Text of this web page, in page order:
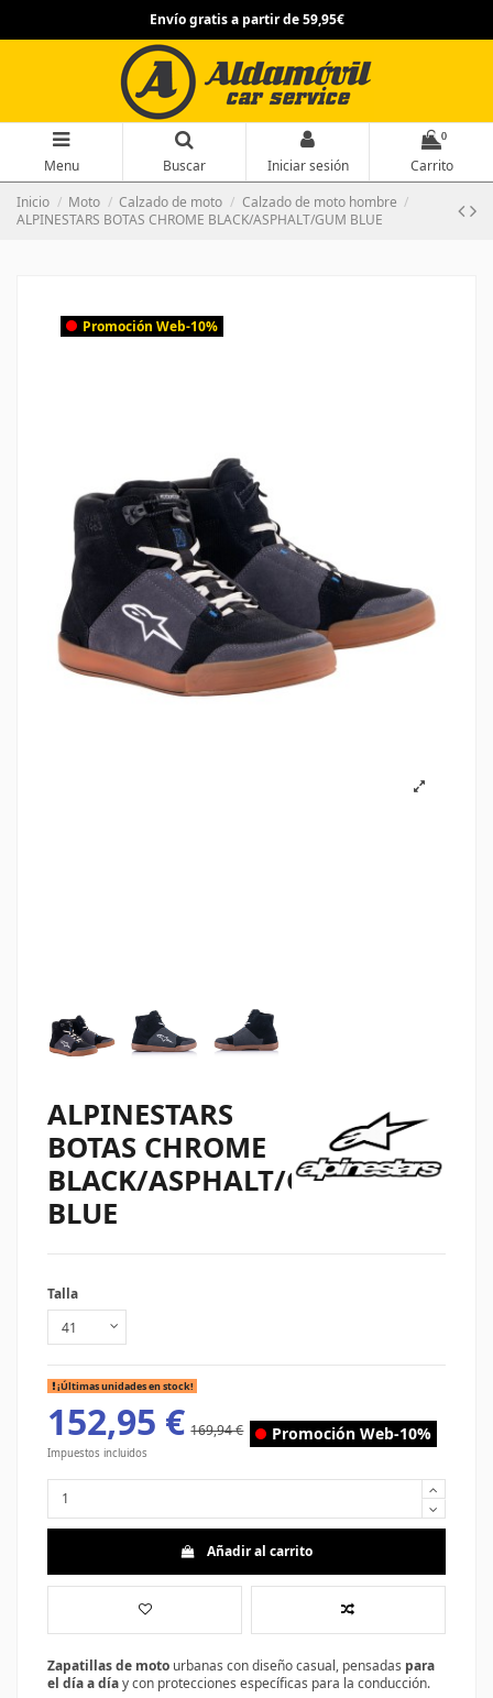
Envío gratis a partir de 59,95€
Menu Buscar Iniciar sesión
0
Carrito
Inicio
Moto Calzado de moto
Calzado de moto hombre
ALPINESTARS BOTAS CHROME BLACK/ASPHALT/GUM BLUE
Promoción Web-10%
ALPINESTARS
BOTAS CHROME
BLACK/ASPHALT/GUM
BLUE
Talla
¡Últimas unidades en stock!
152,95 € 169,94 € Promoción Web-10%
Impuestos incluidos
Añadir al carrito
Zapatillas de moto urbanas con diseño casual, pensadas para
el día a díay con protecciones específicas para la conducción.